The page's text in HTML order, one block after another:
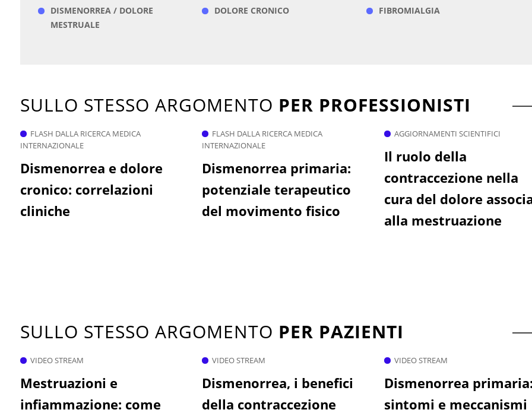
DISMENORREA / DOLORE
MESTRUALE
DOLORE CRONICO FIBROMIALGIA
SULLO STESSO ARGOMENTO PER PROFESSIONISTI
FLASH DALLA RICERCA MEDICA
INTERNAZIONALE
Dismenorrea e dolore
cronico: correlazioni
cliniche
FLASH DALLA RICERCA MEDICA
INTERNAZIONALE
Dismenorrea primaria:
potenziale terapeutico
del movimento fisico
AGGIORNAMENTI SCIENTIFICI
Il ruolo della
contraccezione nella
cura del dolore
alla mestruazione
SULLO STESSO ARGOMENTO PER PAZIENTI
VIDEO STREAM
Mestruazioni e
infiammazione: come
VIDEO STREAM
Dismenorrea, i benefici
della contraccezione
VIDEO STREAM
Dismenorrea primaria:
sintomi e meccanismi